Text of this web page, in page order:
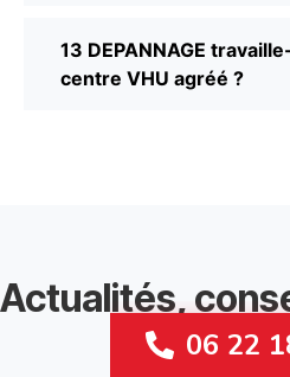
13 DEPANNAGE
centre VHU agréé ?
Actualités,
06 22